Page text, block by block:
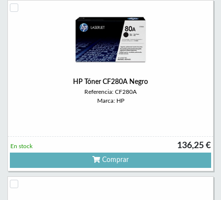
HP Tóner CF280A Negro
Referencia: CF280A
Marca: HP
136,25 €
En stock
Comprar